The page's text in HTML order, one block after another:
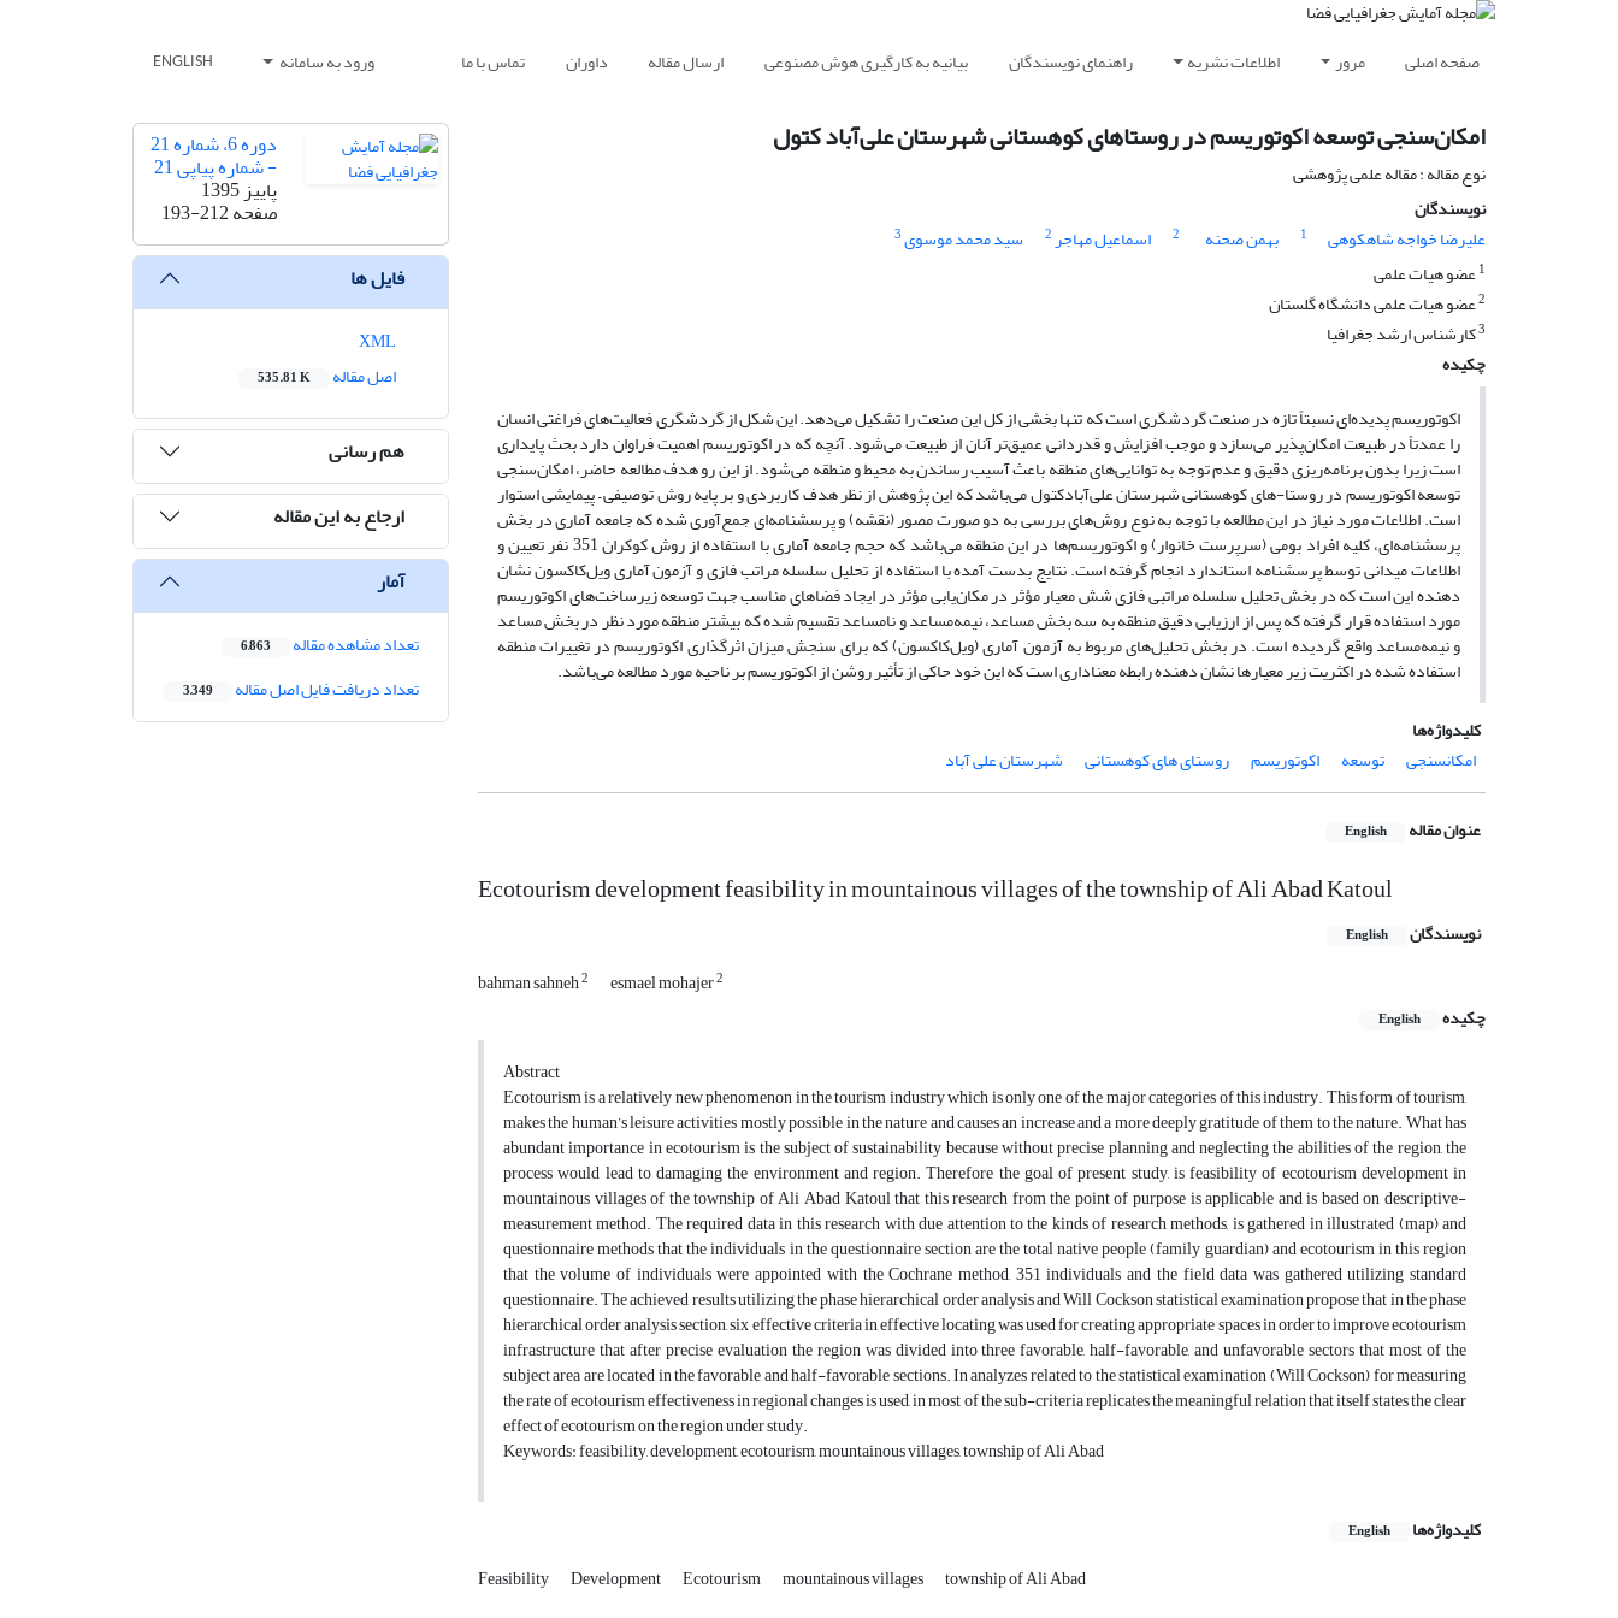
صفحه اصلی مرور اطلاعات نشریه راهنمای نویسندگان بیانیه به کارگیری هوش مصنوعی ارسال مقاله داوران تماس با ما ورود به سامانه ENGLISH
امکان‌سنجی توسعه اکوتوریسم در روستا‌های کوهستانی شهرستان علی‌آباد کتول
نوع مقاله : مقاله علمی پژوهشی
نویسندگان
علیرضا خواجه شاهکوهی
1 بهمن صحنه 2 اسماعیل مهاجر2 سید محمد موسوی3
1عضو هیات علمی
2عضو هیات علمی دانشگاه گلستان
3کارشناس ارشد جغرافیا
چکیده
اکوتوریسم پدیده‌ای نسبتاً تازه در صنعت گردشگری است که تنها بخشی از کل این صنعت را تشکیل می‌دهد. این شکل از گردشگری فعالیت‌های فراغتی انسان
را عمدتاً در طبیعت امکان‌پذیر می‌سازد و موجب افزایش و قدردانی عمیق‌تر آنان از طبیعت می‌شود. آنچه که در اکوتوریسم اهمیت فراوان دارد بحث پایداری
است زیرا بدون برنامه‌ریزی دقیق و عدم توجه به توانایی‌های منطقه باعث آسیب رساندن به محیط و منطقه می‌شود. از این رو هدف مطالعه حاضر، امکان‌سنجی
توسعه اکوتوریسم در روستا-های کوهستانی شهرستان علی‌آبادکتول می‌باشد که این پژوهش از نظر هدف کاربردی و بر پایه روش توصیفی – پیمایشی استوار
است. اطلاعات مورد نیاز در این مطالعه با توجه به نوع روش‌های بررسی به دو صورت مصور (نقشه) و پرسشنامه‌ای جمع‌آوری شده که جامعه آماری در بخش
پرسشنامه‌ای، کلیه افراد بومی (سرپرست خانوار) و اکوتوریسم‌ها در این منطقه می‌باشد که حجم جامعه آماری با استفاده از روش کوکران 351 نفر تعیین و
اطلاعات میدانی توسط پرسشنامه استاندارد انجام گرفته است. نتایج بدست آمده با استفاده از تحلیل سلسله مراتب فازی و آزمون آماری ویل‌کاکسون نشان
دهنده این است که در بخش تحلیل سلسله مراتبی فازی شش معیار مؤثر در مکان‌یابی مؤثر در ایجاد فضا‌های مناسب جهت توسعه زیرساخت‌های اکوتوریسم
مورد استفاده قرار گرفته که پس از ارزیابی دقیق منطقه به سه بخش مساعد، نیمه‌مساعد و نامساعد تقسیم شده که بیشتر منطقه مورد نظر در بخش مساعد
و نیمه‌مساعد واقع گردیده است. در بخش تحلیل‌های مربوط به آزمون آماری (ویل‌کاکسون) که برای سنجش میزان اثرگذاری اکوتوریسم در تغییرات منطقه
استفاده شده در اکثریت زیر معیار‌ها نشان دهنده رابطه معناداری است که این خود حاکی از تأثیر روشن از اکوتوریسم بر ناحیه مورد مطالعه می‌باشد.
کلیدواژه‌ها
امکانسنجی
توسعه اکوتوریسم روستای های کوهستانی شهرستان علی آباد
عنوان مقاله English
Ecotourism development feasibility in mountainous villages of the township of Ali Abad Katoul
نویسندگان English
bahman sahneh2 esmael mohajer2
چکیده English
Abstract
Ecotourism is a relatively new phenomenon in the tourism industry which is only one of the major categories of this industry. This form of tourism,
makes the human’s leisure activities mostly possible in the nature and causes an increase and a more deeply gratitude of them to the nature. What has
abundant importance in ecotourism is the subject of sustainability because without precise planning and neglecting the abilities of the region, the
process would lead to damaging the environment and region. Therefore the goal of present study, is feasibility of ecotourism development in
mountainous villages of the township of Ali Abad Katoul that this research from the point of purpose is applicable and is based on descriptive-
measurement method. The required data in this research with due attention to the kinds of research methods, is gathered in illustrated (map) and
questionnaire methods that the individuals in the questionnaire section are the total native people (family guardian) and ecotourism in this region
that the volume of individuals were appointed with the Cochrane method, 351 individuals and the field data was gathered utilizing standard
questionnaire. The achieved results utilizing the phase hierarchical order analysis and Will Cockson statistical examination propose that in the phase
hierarchical order analysis section, six effective criteria in effective locating was used for creating appropriate spaces in order to improve ecotourism
infrastructure that after precise evaluation the region was divided into three favorable, half-favorable, and unfavorable sectors that most of the
subject area are located in the favorable and half-favorable sections. In analyzes related to the statistical examination (Will Cockson) for measuring
the rate of ecotourism effectiveness in regional changes is used, in most of the sub-criteria replicates the meaningful relation that itself states the clear
effect of ecotourism on the region under study.
Keywords: feasibility, development, ecotourism, mountainous villages, township of Ali Abad
کلیدواژه‌ها English
Feasibility Development Ecotourism mountainous villages township of Ali Abad
دوره 6، شماره 21
- شماره پیاپی 21
پاییز 1395
صفحه193-212
فایل ها
اصل مقاله
535.81 K
هم رسانی
ارجاع به این مقاله
آمار
تعداد مشاهده مقاله 6,863
تعداد دریافت فایل اصل مقاله 3,349